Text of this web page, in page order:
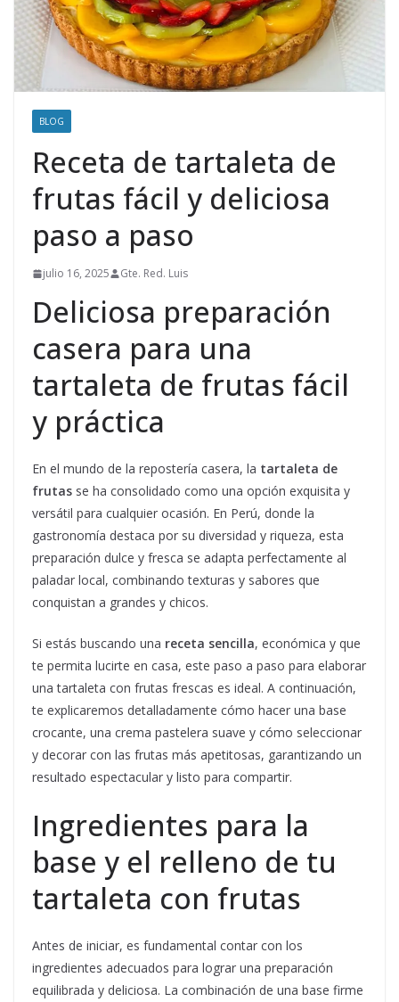
BLOG
Receta de tartaleta de
frutas fácil y deliciosa
paso a paso
julio 16, 2025 Gte. Red. Luis
Deliciosa preparación
casera para una
tartaleta de frutas fácil
y práctica
En el mundo de la repostería casera, la tartaleta de
frutas se ha consolidado como una opción exquisita y
versátil para cualquier ocasión. En Perú, donde la
gastronomía destaca por su diversidad y riqueza, esta
preparación dulce y fresca se adapta perfectamente al
paladar local, combinando texturas y sabores que
conquistan a grandes y chicos.
Si estás buscando una receta sencilla, económica y que
te permita lucirte en casa, este paso a paso para elaborar
una tartaleta con frutas frescas es ideal. A continuación,
te explicaremos detalladamente cómo hacer una base
crocante, una crema pastelera suave y cómo seleccionar
y decorar con las frutas más apetitosas, garantizando un
resultado espectacular y listo para compartir.
Ingredientes para la
base y el relleno de tu
tartaleta con frutas
Antes de iniciar, es fundamental contar con los
ingredientes adecuados para lograr una preparación
equilibrada y deliciosa. La combinación de una base firme